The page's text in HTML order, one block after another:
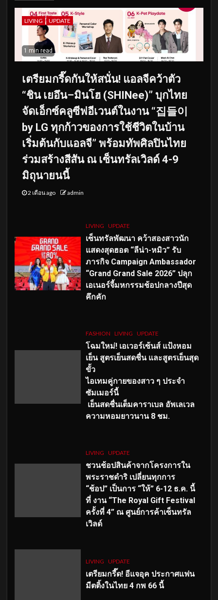
LIVING UPDATE
1 min read
เตรียมกรี๊ดกันให้สนั่น! แอลจีคว้าตัว
“ชิน เยอึน–มินโฮ (SHINee)” บุกไทย
จัดเอ็กซ์คลูซีฟอีเวนต์ในงาน “집들이
by LG ทุกก้าวของการใช้ชีวิตในบ้าน
เริ่มต้นกับแอลจี” พร้อมทัพศิลปินไทย
ร่วมสร้างสีสัน ณ เซ็นทรัลเวิลด์ 4-9
มิถุนายนนี้
2 เดือน ago admin
LIVING UPDATE
เซ็นทรัลพัฒนา คว้าสองสาวนัก
แสดงสุดฮอต “ลีน่า-หมิว” รับ
ภารกิจ Campaign Ambassador
“Grand Grand Sale 2026” ปลุก
เอเนอร์จี้มหกรรมช้อปกลางปีสุด
คึกคัก
FASHION LIVING UPDATE
โฉมใหม่! เอเวอร์เซ้นส์ แป้งหอม
เย็น สูตรเย็นสดชื่น และสูตรเย็นสุด
ขั้ว
ไอเทมคู่กายของสาว ๆ ประจำ
ซัมเมอร์นี้
เย็นสดชื่นเต็มคาราเบล อัพเลเวล
ความหอมยาวนาน 8 ชม.
LIVING UPDATE
ชวนช้อปสินค้าจากโครงการใน
พระราชดำริ เปลี่ยนทุกการ
“ช้อป” เป็นการ “ให้” 6-12 ธ.ค. นี้
ที่ งาน “The Royal Gift Festival
ครั้งที่ 4” ณ ศูนย์การค้าเซ็นทรัล
เวิลด์
LIVING UPDATE
เตรียมกรี๊ด! อีแจอุค ประกาศแฟน
มีตติ้งในไทย 4 กพ 66 นี้